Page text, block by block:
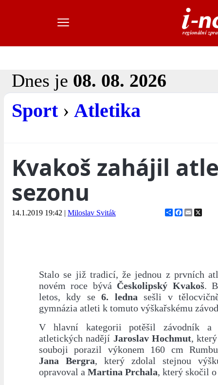
Dnes je 08. 08. 2026
Sport› Atletika
Kvakoš zahájil
sezonu
14.1.2019 19:42 | Miloslav Sviták ShareFacebook
Email
Stalo se již tradicí, že jednou z prvních
novém roce bývá Českolipský Kvakoš.
letos, kdy se6. lednasešli v tělocvičně
gymnázia atleti k tomuto výškařskému
V hlavní kategorii potěšil závodník a
atletických nadějí Jaroslav Hochmut,
souboji porazil výkonem 160 cm
Jana Bergra, který zdolal stejnou
opravoval a Martina Prchala, který skočil